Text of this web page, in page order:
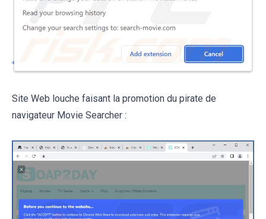
Site Web louche faisant la promotion du pirate de
navigateur Movie Searcher :